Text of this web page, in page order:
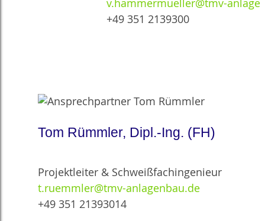
+49 351 2139300
Tom Rümmler, Dipl.-Ing. (FH)
Projektleiter & Schweißfachingenieur
t.ruemmler@tmv-anlagenbau.de
+49 351 21393014